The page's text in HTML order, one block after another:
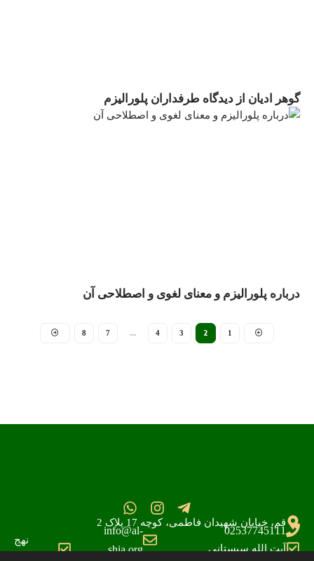
گوهر ادیان از دیدگاه طرفداران پلورالیزم
درباره پلورالیزم و معنای لغوی و اصطلاحی آن
1
2
3
4
…
7
8
قم، خیابان شهیدان فاطمی، کوچه 17 پلاک 2
02537745111
آیت الله سیستانی
info@al-
shia.org
نهج